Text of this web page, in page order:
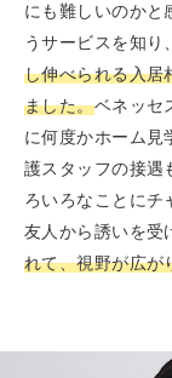
にも難しいのかと
うサービスを知り、
し伸べられる入居
ました。ベネッセ
に何度かホーム見
護スタッフの接遇
ろいろなことにチ
友人から誘いを受
れて、視野が広が